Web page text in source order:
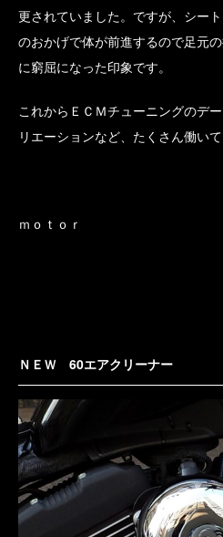
更されていました。ですが、シー
のおかげで体が前進するので足元
に窮屈になった印象です。
これからＥＣＭチューニングのデ
リエーションなど、たくさん働い
ｍｏｔｏｒ
ＮＥＷ 60エアクリーナー